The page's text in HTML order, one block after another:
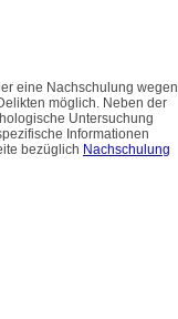
eine Nachschulung wegen
möglich. Neben der
Untersuchung
Informationen
bezüglich Nachschulung